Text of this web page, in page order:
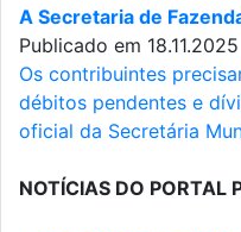
A Secretaria de
Publicado em 18.11.2025
Os contribuintes
débitos pendentes e
oficial da Secretária
NOTÍCIAS DO PORTAL